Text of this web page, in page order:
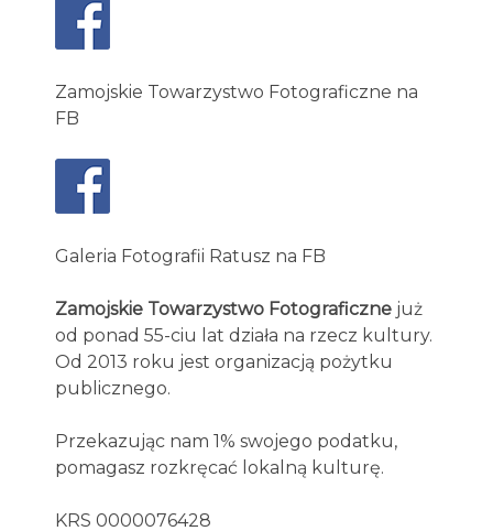
Zamojskie Towarzystwo Fotograficzne na
FB
Galeria Fotografii Ratusz na FB
Zamojskie Towarzystwo Fotograficzne już
od ponad 55-ciu lat działa na rzecz kultury.
Od 2013 roku jest organizacją pożytku
publicznego.
Przekazując nam 1% swojego podatku,
pomagasz rozkręcać lokalną kulturę.
KRS 0000076428